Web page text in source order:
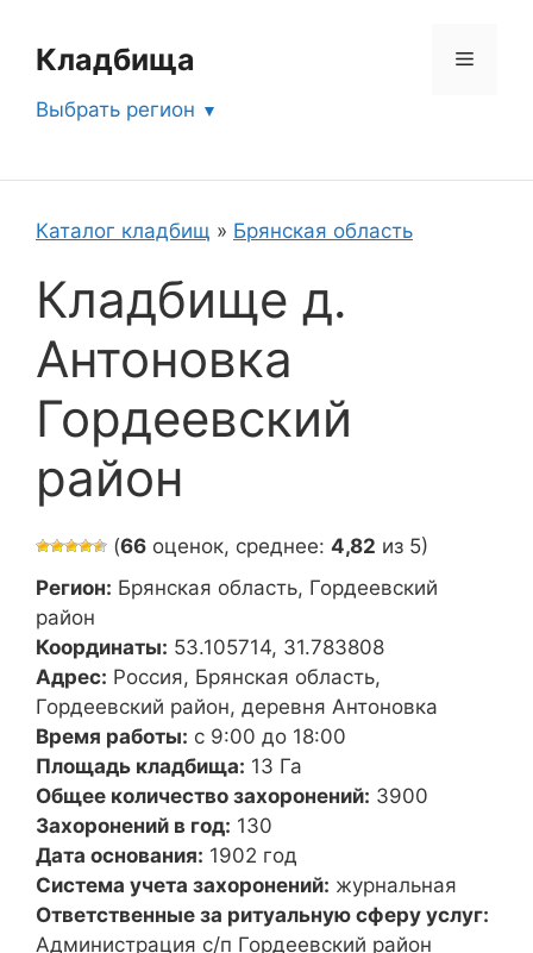
содержимому
Кладбища Меню
Выбрать регион
Каталог кладбищ » Брянская область
Кладбище д.
Антоновка
Гордеевский
район
(66 оценок, среднее: 4,82 из 5)
Регион: Брянская область, Гордеевский
район
Координаты: 53.105714, 31.783808
Адрес: Россия, Брянская область,
Гордеевский район, деревня Антоновка
Время работы: с 9:00 до 18:00
Площадь кладбища: 13 Га
Общее количество захоронений: 3900
Захоронений в год: 130
Дата основания: 1902 год
Система учета захоронений: журнальная
Ответственные за ритуальную сферу услуг:
Администрация с/п Гордеевский район